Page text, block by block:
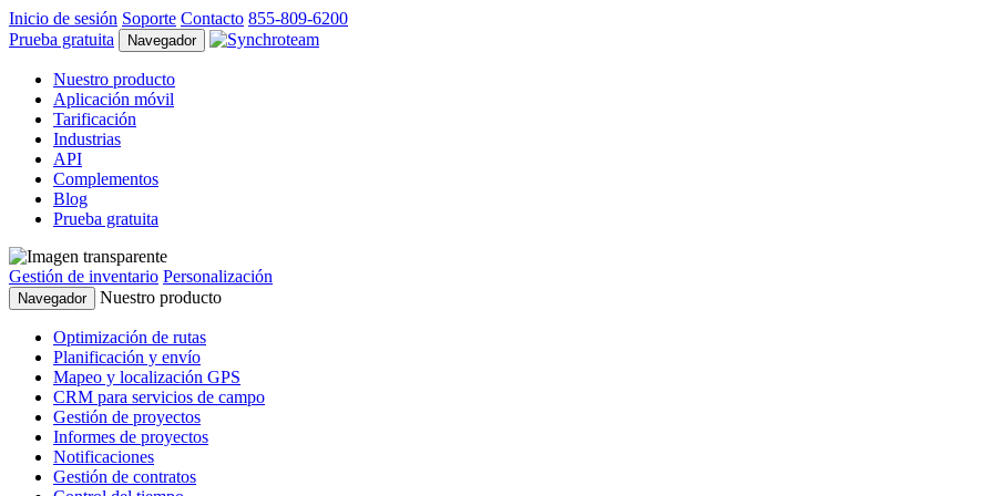
Inicio de sesión Soporte Contacto 855-809-6200
Prueba gratuita
Navegador
Nuestro producto
Aplicación móvil
Tarificación
Industrias
API
Complementos
Blog
Prueba gratuita
Gestión de inventario Personalización
Navegador Nuestro producto
Optimización de rutas
Planificación y envío
Mapeo y localización GPS
CRM para servicios de campo
Gestión de proyectos
Informes de proyectos
Notificaciones
Gestión de contratos